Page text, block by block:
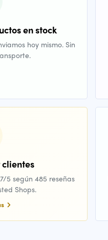
en stock
hoy mismo. Sin
5 según 485 reseñas
Shops.